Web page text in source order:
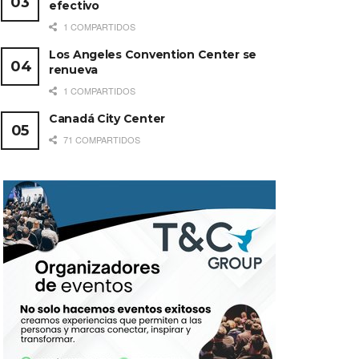
efectivo
1 COMPARTIDOS
Los Angeles Convention Center se
renueva
1 COMPARTIDOS
Canadá City Center
71 COMPARTIDOS